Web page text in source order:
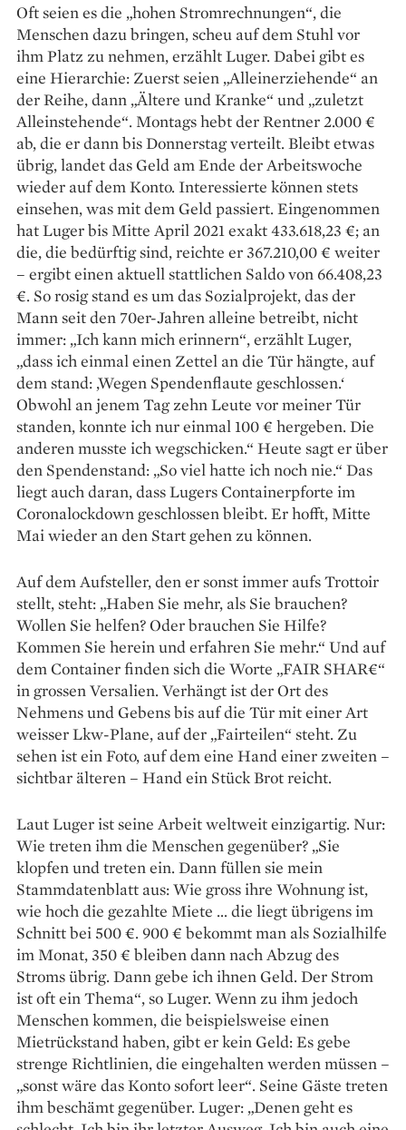
Oft seien es die „hohen Stromrechnungen“, die
Menschen dazu bringen, scheu auf dem Stuhl vor
ihm Platz zu nehmen, erzählt Luger. Dabei gibt es
eine Hierarchie: Zuerst seien „Alleinerziehende“ an
der Reihe, dann „Ältere und Kranke“ und „zuletzt
Alleinstehende“. Mon­tags hebt der Rentner 2.000 €
ab, die er dann bis Donnerstag verteilt. Bleibt etwas
übrig, landet das Geld am Ende der Arbeitswoche
wieder auf dem Konto. Interessierte können stets
einsehen, was mit dem Geld passiert. Eingenommen
hat ­Luger bis Mitte April 2021 exakt 433.618,23 €; an
die, die bedürftig sind, reichte er 367.210,00 € weiter
– ergibt einen aktuell stattlichen Saldo von 66.408,23
€. So rosig stand es um das Sozialprojekt, das der
Mann seit den 70er-Jahren alleine betreibt, nicht
immer: „Ich kann mich erinnern“, erzählt Luger,
„dass ich einmal einen Zettel an die Tür hängte, auf
dem stand: ‚Wegen Spendenflaute geschlossen.‘
Obwohl an jenem Tag zehn Leute vor meiner Tür
standen, konnte ich nur einmal 100 € her­geben. Die
anderen musste ich wegschicken.“ Heute sagt er über
den Spendenstand: „So viel hatte ich noch nie.“ Das
liegt auch daran, dass Lugers Containerpforte im
Coronalockdown geschlossen bleibt. Er hofft, Mitte
Mai wieder an den Start gehen zu können.
Auf dem Aufsteller, den er sonst immer aufs Trottoir
stellt, steht: „Haben Sie mehr, als Sie brauchen?
Wollen Sie helfen? Oder brauchen Sie Hilfe?
Kommen Sie herein und erfahren Sie mehr.“ Und auf
dem Container finden sich die Worte „FAIR SHAR€“
in grossen Versalien. Verhängt ist der Ort des
Nehmens und Gebens bis auf die Tür mit einer Art
weisser Lkw-­Plane, auf der „Fairteilen“ steht. Zu
sehen ist ein Foto, auf dem eine Hand einer zweiten –
sichtbar älteren – Hand ein Stück Brot reicht.
Laut Luger ist seine Arbeit weltweit einzigartig. Nur:
Wie treten ihm die Menschen gegenüber? „Sie
klopfen und treten ein. Dann füllen sie mein
Stammdatenblatt aus: Wie gross ihre Wohnung ist,
wie hoch die gezahlte Miete … die liegt übrigens im
Schnitt bei 500 €. 900 € bekommt man als Sozialhilfe
im Monat, 350 € bleiben dann nach Abzug des
Stroms übrig. Dann gebe ich ihnen Geld. Der Strom
ist oft ein Thema“, so Luger. Wenn zu ihm jedoch
Menschen kommen, die beispielsweise einen
Mietrückstand haben, gibt er kein Geld: Es gebe
strenge Richtlinien, die eingehalten werden müssen –
„sonst wäre das Konto sofort leer“. Seine Gäste treten
ihm beschämt gegenüber. Luger: „Denen geht es